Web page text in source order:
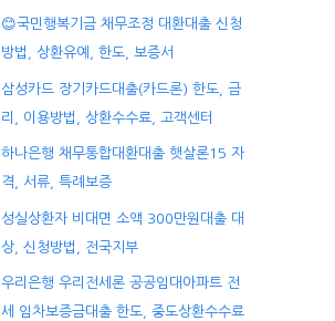
😊국민행복기금 채무조정 대환대출 신청
방법, 상환유예, 한도, 보증서
삼성카드 장기카드대출(카드론) 한도, 금
리, 이용방법, 상환수수료, 고객센터
하나은행 채무통합대환대출 햇살론15 자
격, 서류, 특례보증
성실상환자 비대면 소액 300만원대출 대
상, 신청방법, 전국지부
우리은행 우리전세론 공공임대아파트 전
세 임차보증금대출 한도, 중도상환수수료